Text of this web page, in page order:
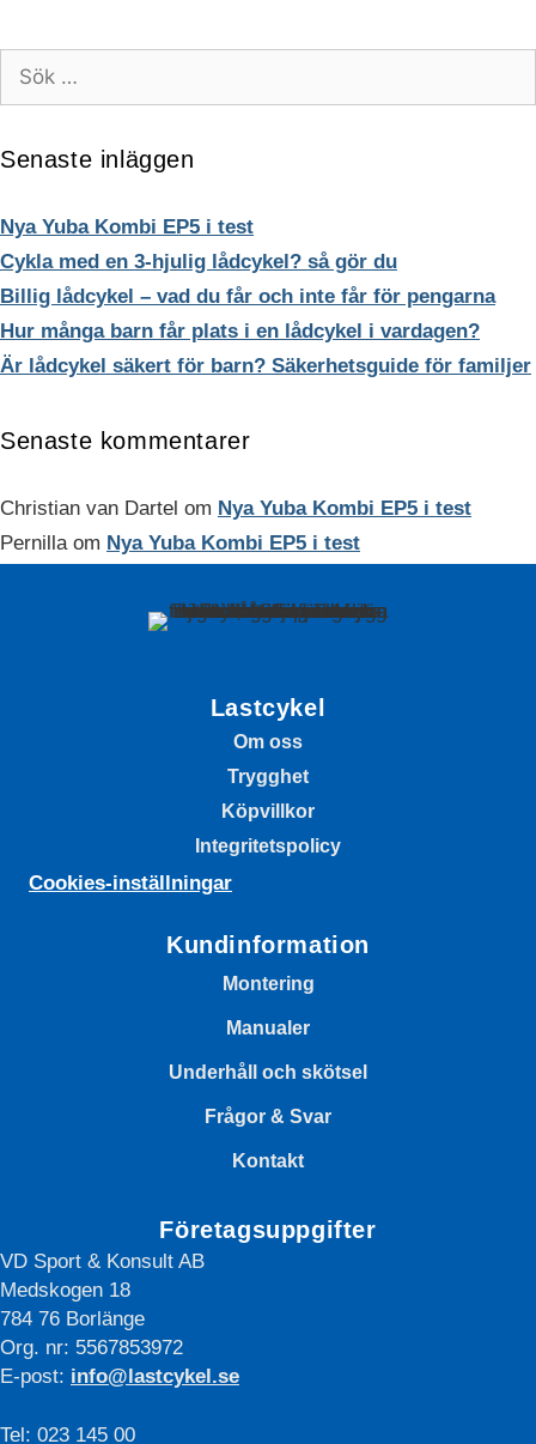
efter:
Senaste inläggen
Nya Yuba Kombi EP5 i test
Cykla med en 3-hjulig lådcykel? så gör du
Billig lådcykel – vad du får och inte får för pengarna
Hur många barn får plats i en lådcykel i vardagen?
Är lådcykel säkert för barn? Säkerhetsguide för familjer
Senaste kommentarer
Christian van Dartel om Nya Yuba Kombi EP5 i test
Pernillaom Nya Yuba Kombi EP5 i test
Lastcykel
Om oss
Trygghet
Köpvillkor
Integritetspolicy
Cookies-inställningar
Kundinformation
Montering
Manualer
Underhåll och skötsel
Frågor & Svar
Kontakt
Företagsuppgifter
VD Sport & Konsult AB
Medskogen 18
784 76 Borlänge
Org. nr: 5567853972
E-post: info@lastcykel.se
Tel: 023 145 00